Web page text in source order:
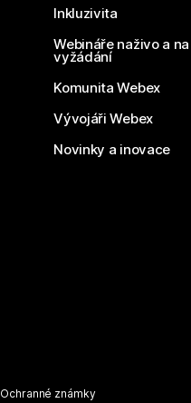
Inkluzivita
Webináře naživo a na
vyžádání
Komunita Webex
Vývojáři Webex
Novinky a inovace
Ochranné známky